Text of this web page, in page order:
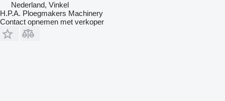
Nederland, Vinkel
H.P.A. Ploegmakers Machinery
Contact opnemen met verkoper